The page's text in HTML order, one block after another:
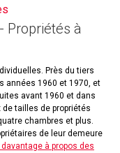
Propriétés à
Près du tiers
années 1960 et 1970, et
avant 1960 et dans
de tailles de propriétés
chambres et plus.
de leur demeure
à propos des